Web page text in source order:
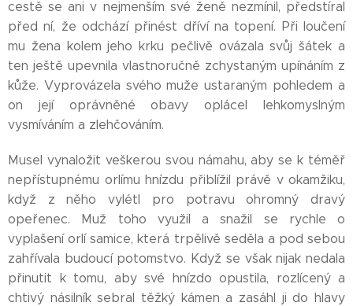
cestě se ani v nejmenším své ženě nezmínil, předstíral
před ní, že odchází přinést dříví na topení. Při loučení
mu žena kolem jeho krku pečlivě ovázala svůj šátek a
ten ještě upevnila vlastnoručně zchystaným upínáním z
kůže. Vyprovázela svého muže ustaraným pohledem a
on její oprávněné obavy oplácel lehkomyslným
vysmíváním a zlehčováním.
Musel vynaložit veškerou svou námahu, aby se k téměř
nepřístupnému orlímu hnízdu přiblížil právě v okamžiku,
když z něho vylétl pro potravu ohromný dravý
opeřenec. Muž toho využil a snažil se rychle o
vyplašení orlí samice, která trpělivě seděla a pod sebou
zahřívala budoucí potomstvo. Když se však nijak nedala
přinutit k tomu, aby své hnízdo opustila, rozlícený a
chtivý násilník sebral těžký kámen a zasáhl ji do hlavy